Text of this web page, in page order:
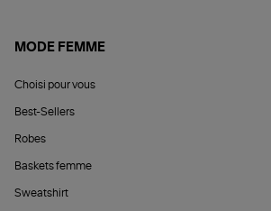
MODE FEMME
Choisi pour vous
Best-Sellers
Robes
Baskets femme
Sweatshirt